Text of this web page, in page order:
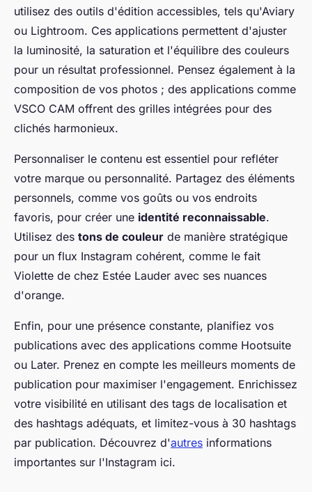
utilisez des outils d'édition accessibles, tels qu'Aviary
ou Lightroom. Ces applications permettent d'ajuster
la luminosité, la saturation et l'équilibre des couleurs
pour un résultat professionnel. Pensez également à la
composition de vos photos ; des applications comme
VSCO CAM offrent des grilles intégrées pour des
clichés harmonieux.
Personnaliser le contenu est essentiel pour refléter
votre marque ou personnalité. Partagez des éléments
personnels, comme vos goûts ou vos endroits
favoris, pour créer une identité reconnaissable.
Utilisez des tons de couleur de manière stratégique
pour un flux Instagram cohérent, comme le fait
Violette de chez Estée Lauder avec ses nuances
d'orange.
Enfin, pour une présence constante, planifiez vos
publications avec des applications comme Hootsuite
ou Later. Prenez en compte les meilleurs moments de
publication pour maximiser l'engagement. Enrichissez
votre visibilité en utilisant des tags de localisation et
des hashtags adéquats, et limitez-vous à 30 hashtags
par publication. Découvrez d'autres informations
importantes sur l'Instagram ici.